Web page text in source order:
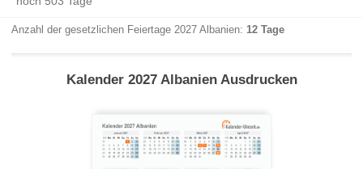
Anzahl der gesetzlichen Feiertage 2027 Albanien:12 Tage
Kalender 2027 Albanien Ausdrucken